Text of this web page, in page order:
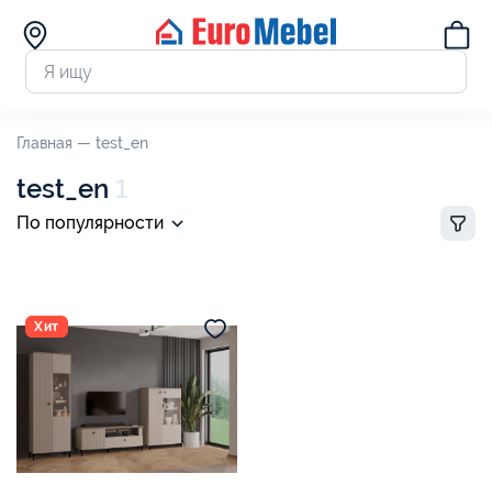
Главная — test_en
test_en 1
По популярности
Хит